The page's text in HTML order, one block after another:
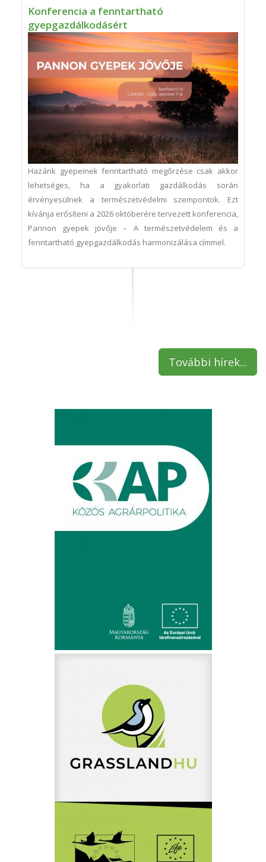
Konferencia a fenntartható
gyepgazdálkodásért
Hazánk gyepeinek fenntartható megőrzése csak akkor
lehetséges, ha a gyakorlati gazdálkodás során
érvényesülnek a természetvédelmi szempontok. Ezt
kívánja erősíteni a 2026 októberére tervezett konferencia,
Pannon gyepek jövője – A természetvédelem és a
fenntartható gyepgazdálkodás harmonizálása címmel.
További hírek...